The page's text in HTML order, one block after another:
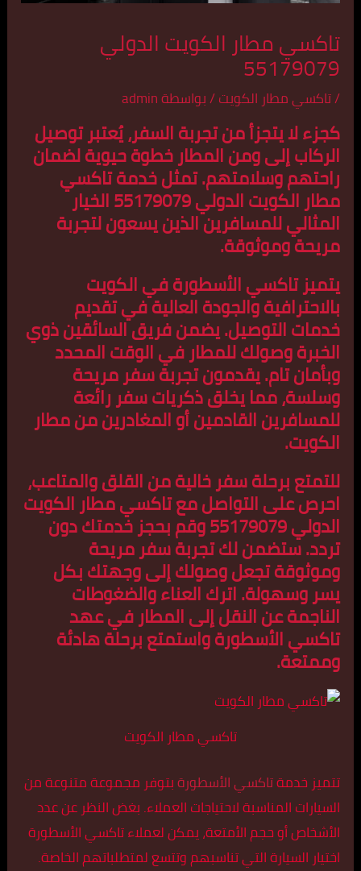
تاكسي مطار الكويت الدولي
55179079
/تاكسي مطار الكويت/ بواسطةadmin
كجزء لا يتجزأ من تجربة السفر، يُعتبر توصيل
الركاب إلى ومن المطار خطوة حيوية لضمان
راحتهم وسلامتهم. تمثل خدمة تاكسي
مطار الكويت الدولي 55179079 الخيار
المثالي للمسافرين الذين يسعون لتجربة
مريحة وموثوقة.
يتميز تاكسي الأسطورة في الكويت
بالاحترافية والجودة العالية في تقديم
خدمات التوصيل. يضمن فريق السائقين ذوي
الخبرة وصولك للمطار في الوقت المحدد
وبأمان تام. يقدمون تجربة سفر مريحة
وسلسة، مما يخلق ذكريات سفر رائعة
للمسافرين القادمين أو المغادرين من مطار
الكويت.
للتمتع برحلة سفر خالية من القلق والمتاعب،
احرص على التواصل مع تاكسي مطار الكويت
الدولي 55179079 وقم بحجز خدمتك دون
تردد. ستضمن لك تجربة سفر مريحة
وموثوقة تجعل وصولك إلى وجهتك بكل
يسر وسهولة. اترك العناء والضغوطات
الناجمة عن النقل إلى المطار في عهد
تاكسي الأسطورة واستمتع برحلة هادئة
وممتعة.
تاكسي مطار الكويت
تتميز خدمةتاكسي الأسطورةبتوفر مجموعة متنوعة من
السيارات المناسبة لاحتياجات العملاء. بغض النظر عن عدد
الأشخاص أو حجم الأمتعة، يمكن لعملاء تاكسي الأسطورة
اختيار السيارة التي تناسبهم وتتسع لمتطلباتهم الخاصة.